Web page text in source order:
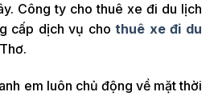
Công ty cho thuê xe đi du lịch
cấp dịch vụ chothuê xe đi du
em luôn chủ động về mặt thời